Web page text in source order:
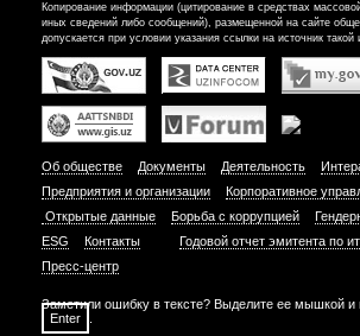
Копирование информации (цитирование в средствах
иных сведений либо сообщений), размещенной на сайте
допускается при условии указания ссылки на источник
Об обществе Документы Деятельность
Предприятия и организации
Корпоративное
Открытые данные
Борьба с коррупцией
ESG
Контакты
Годовой отчет эмитента по
Пресс-центр
Заметили ошибку в тексте? Выделите ее мышкой и
Enter